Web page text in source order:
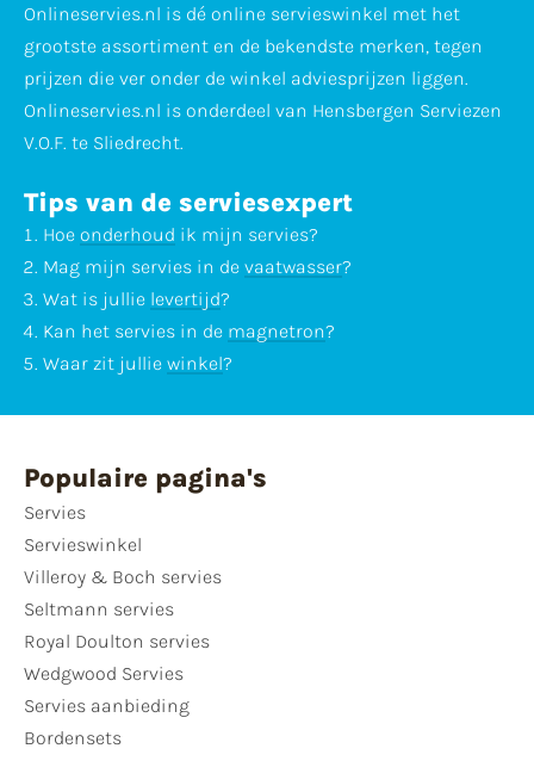
Onlineservies.nl is dé online servieswinkel met het
grootste assortiment en de bekendste merken, tegen
prijzen die ver onder de winkel adviesprijzen liggen.
Onlineservies.nl is onderdeel van Hensbergen Serviezen
V.O.F. te Sliedrecht.
Tips van de serviesexpert
Hoe onderhoud ik mijn servies?
Mag mijn servies in de vaatwasser?
Wat is jullie levertijd?
Kan het servies in de magnetron?
Waar zit jullie winkel?
Populaire pagina's
Servies
Servieswinkel
Villeroy & Boch servies
Seltmann servies
Royal Doulton servies
Wedgwood Servies
Servies aanbieding
Bordensets